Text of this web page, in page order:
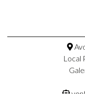
Local